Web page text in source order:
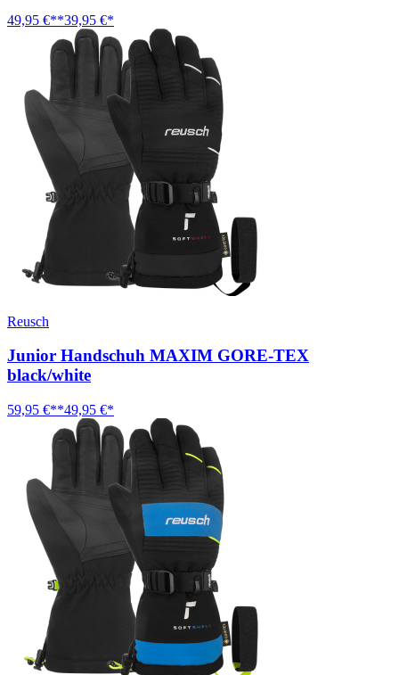
49,95 €**39,95 €*
Reusch
Junior Handschuh MAXIM GORE-TEX
black/white
59,95 €**49,95 €*